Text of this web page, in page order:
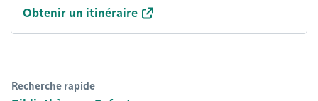
Obtenir un itinéraire
Recherche rapide